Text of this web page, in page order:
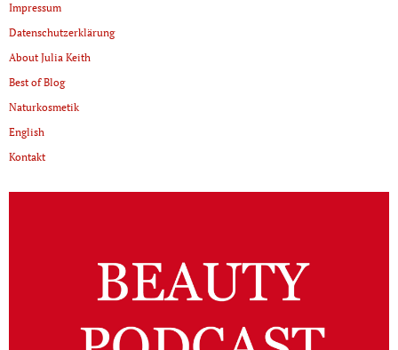
Impressum
Datenschutzerklärung
About Julia Keith
Best of Blog
Naturkosmetik
English
Kontakt